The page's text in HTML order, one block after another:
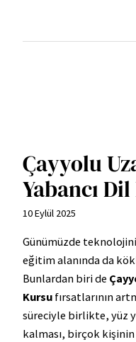
Çayyolu
Yabancı
10 Eylül 2025
Günümüzde
eğitim alanında da
Bunlardan biri de
Kursu fırsatlarının
süreciyle birlikte, yüz
kalması, birçok